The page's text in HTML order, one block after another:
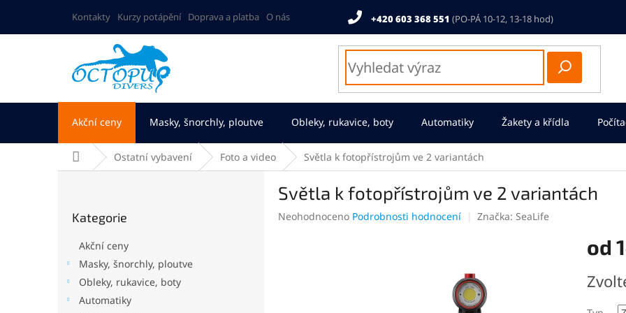
obsah
+420 603 368 551
Kontakty Kurzy potápění Doprava a platba O nás
Akční ceny Masky, šnorchly, ploutve Obleky, rukavice, boty Automatiky Žakety a křídla
Domů Ostatní vybavení Foto a video Světla k fotopřístrojům ve 2 variantách
kategorie
Kategorie
Akční ceny
Masky, šnorchly, ploutve
Obleky, rukavice, boty
Automatiky
Světla k fotopřístrojům ve 2 variantách
Průměrné
Neohodnoceno Podrobnosti hodnocení Značka: SeaLife
od
cena: